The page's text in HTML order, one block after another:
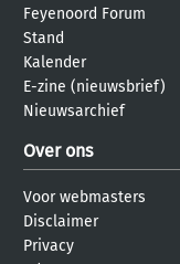
Feyenoord Forum
Stand
Kalender
E-zine (nieuwsbrief)
Nieuwsarchief
Over ons
Voor webmasters
Disclaimer
Privacy